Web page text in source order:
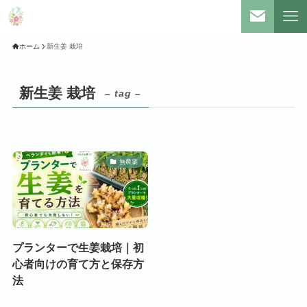
ホーム 新生姜 栽培
新生姜 栽培 – tag –
無農薬
プランターで生姜栽培｜初
心者向けの育て方と保存方
法